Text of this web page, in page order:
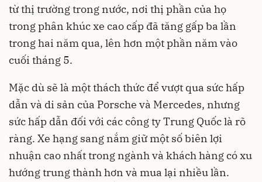
từ thị trường trong nước, nơi thị phần của họ
trong phân khúc xe cao cấp đã tăng gấp ba lần
trong hai năm qua, lên hơn một phần năm vào
cuối tháng 5.
Mặc dù sẽ là một thách thức để vượt qua sức hấp
dẫn và di sản của Porsche và Mercedes, nhưng
sức hấp dẫn đối với các công ty Trung Quốc là rõ
ràng. Xe hạng sang nắm giữ một số biên lợi
nhuận cao nhất trong ngành và khách hàng có xu
hướng trung thành hơn và mua lại nhiều lần.